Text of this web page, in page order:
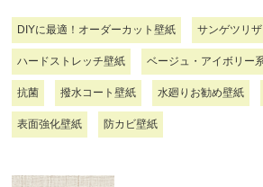
DIYに最適！オーダーカット壁紙 サンゲツリ
ハードストレッチ壁紙 ベージュ・アイボリー
抗菌 撥水コート壁紙 水廻りお勧め壁紙
表面強化壁紙 防カビ壁紙